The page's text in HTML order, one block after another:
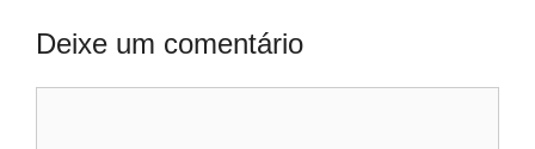
Deixe um comentário